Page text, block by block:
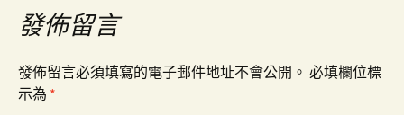
導
發佈留言
發佈留言必須填寫的電子郵件地址不會公開。 必填欄位標
示為 *